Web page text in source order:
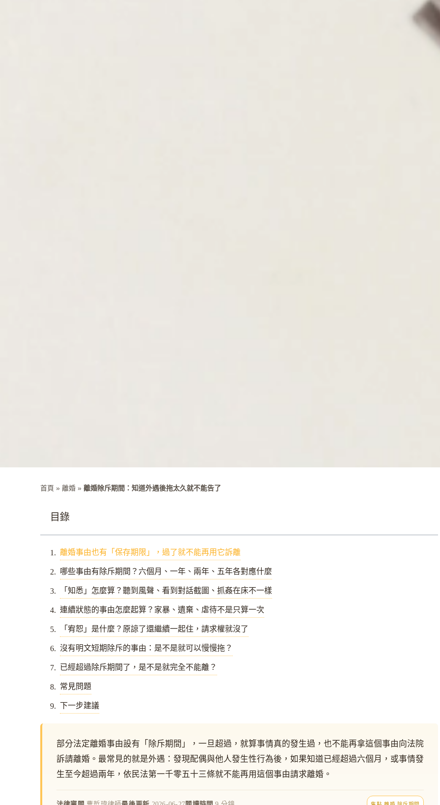
首頁 » 離婚 » 離婚除斥期間：知道外遇後拖太久就不能告了
目錄
離婚事由也有「保存期限」，過了就不能再用它訴離
哪些事由有除斥期間？六個月、一年、兩年、五年各對應什麼
「知悉」怎麼算？聽到風聲、看到對話截圖、抓姦在床不一樣
連續狀態的事由怎麼起算？家暴、遺棄、虐待不是只算一次
「宥恕」是什麼？原諒了還繼續一起住，請求權就沒了
沒有明文短期除斥的事由：是不是就可以慢慢拖？
已經超過除斥期間了，是不是就完全不能離？
常見問題
下一步建議
部分法定離婚事由設有「除斥期間」，一旦超過，就算事情真的發生過，也不能再拿這個事由向法院
訴請離婚。最常見的就是外遇：發現配偶與他人發生性行為後，如果知道已經超過六個月，或事情發
生至今超過兩年，依民法第一千零五十三條就不能再用這個事由請求離婚。